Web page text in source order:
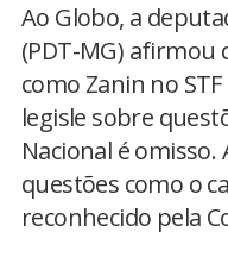
Ao Globo, a
(PDT-MG) afirmou
como Zanin no
legisle sobre
Nacional é
questões como o
reconhecido pela